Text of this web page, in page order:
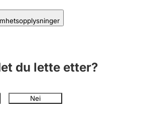
du lette etter?
Nei